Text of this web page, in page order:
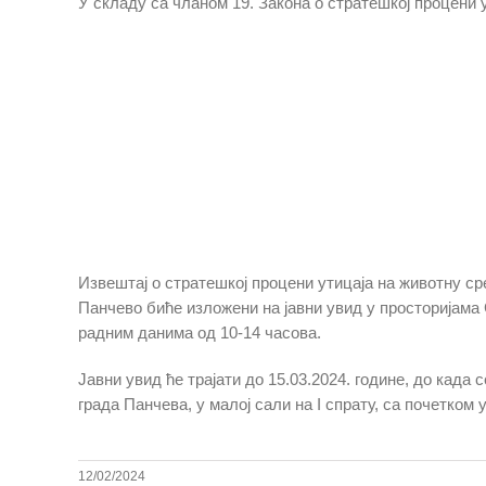
Извештај о стратешкој процени утицаја на
Панчево биће изложени на јавни увид у
радним данима од 10-14 часова.
Јавни увид ће трајати до 15.03.2024. године, до
града Панчева, у малој сали на I спрату, са почетком
12/02/2024